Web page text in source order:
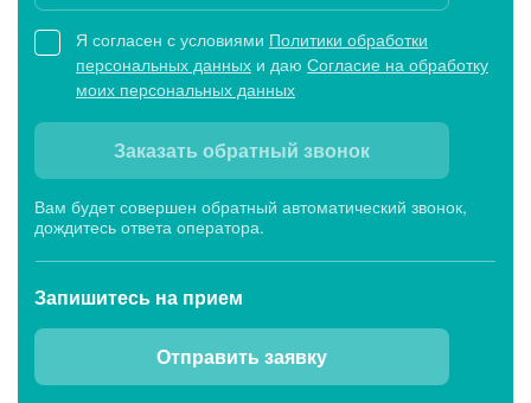
Я согласен с условиями Политики обработки
персональных данных и даю Согласие на обработку
моих персональных данных
Заказать обратный звонок
Вам будет совершен обратный автоматический звонок,
дождитесь ответа оператора.
Запишитесь на прием
Отправить заявку